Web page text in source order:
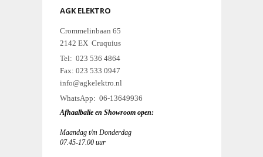
AGK ELEKTRO
Crommelinbaan 65
2142 EX Cruquius
Tel: 023 536 4864
Fax: 023 533 0947
info@agkelektro.nl
WhatsApp: 06-13649936
Afhaalbalie en Showroom open:
Maandag t/m Donderdag
07.45-17.00 uur